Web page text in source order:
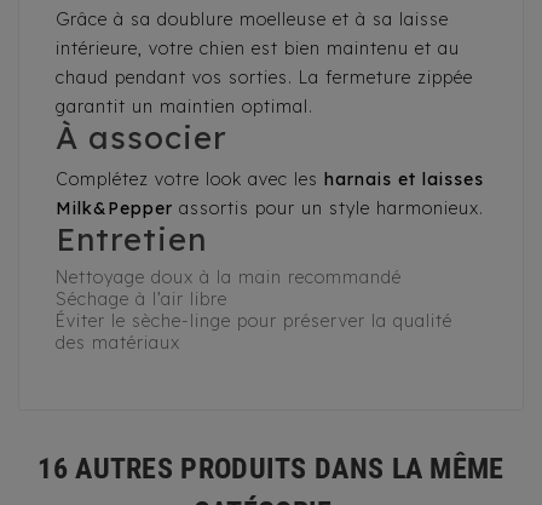
Grâce à sa doublure moelleuse et à sa laisse
intérieure, votre chien est bien maintenu et au
chaud pendant vos sorties. La fermeture zippée
garantit un maintien optimal.
À associer
Complétez votre look avec les harnais et laisses
Milk&Pepper assortis pour un style harmonieux.
Entretien
Nettoyage doux à la main recommandé
Séchage à l’air libre
Éviter le sèche-linge pour préserver la qualité
des matériaux
16 AUTRES PRODUITS DANS LA MÊME